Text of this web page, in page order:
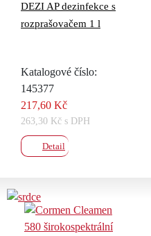
DEZI AP dezinfekce s
rozprašovačem 1 l
Katalogové číslo:
145377
217,60 Kč
263,30 Kč s DPH
Detail